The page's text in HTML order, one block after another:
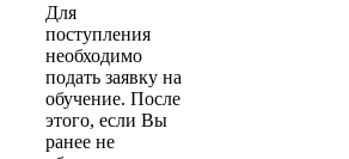
Для
поступления
необходимо
подать заявку на
обучение. После
этого, если Вы
ранее не